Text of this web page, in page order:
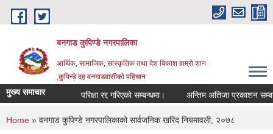
Skip to main content
बनगाड कुपिण्डे नगरपालिका
आर्थिक, सामाजिक, सांस्कृतिक तथा देश बिकाश हाम्रो शान
,कुपिन्ड़े दह वनगाडवासीको पहिचान
मुख्य समाचार परिक्षा रद्द गरिएको सम्बन्धमा। अन्तिम अतिजा प्रकाशन
You are here
Home » वनगाड कुपिण्डे नगरपालिकाको सार्वजनिक खरिद नियमावली, २०७८